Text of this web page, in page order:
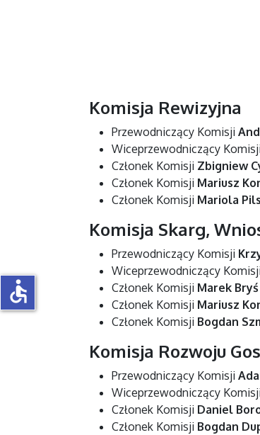
Komisja Rewizyjna
Przewodniczący Komisji
Wiceprzewodniczący Komisji
Członek Komisji Zbigniew
Członek Komisji Mariusz
Członek Komisji Mariola
Komisja Skarg,
Przewodniczący Komisji
Wiceprzewodniczący Komisji
Członek Komisji Marek Bryś
Członek Komisji Mariusz
Członek Komisji Bogdan
Komisja Rozwoju
Przewodniczący Komisji
Wiceprzewodniczący Komisji
Członek Komisji Daniel
Członek Komisji Bogdan
accessible